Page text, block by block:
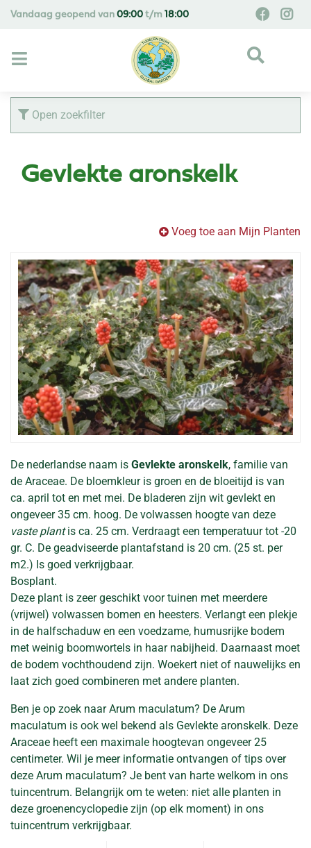
Vandaag geopend van 09:00 t/m 18:00
Open zoekfilter
Gevlekte aronskelk
Voeg toe aan Mijn Planten
De nederlandse naam is Gevlekte aronskelk, familie van
de Araceae. De bloemkleur is groen en de bloeitijd is van
ca. april tot en met mei. De bladeren zijn wit gevlekt en
ongeveer 35 cm. hoog. De volwassen hoogte van deze
vaste plantis ca. 25 cm. Verdraagt een temperatuur tot -20
gr. C. De geadviseerde plantafstand is 20 cm. (25 st. per
m2.) Is goed verkrijgbaar.
Bosplant.
Deze plant is zeer geschikt voor tuinen met meerdere
(vrijwel) volwassen bomen en heesters. Verlangt een plekje
in de halfschaduw en een voedzame, humusrijke bodem
met weinig boomwortels in haar nabijheid. Daarnaast moet
de bodem vochthoudend zijn. Woekert niet of nauwelijks en
laat zich goed combineren met andere planten.
Ben je op zoek naar Arum maculatum? De Arum
maculatum is ook wel bekend als Gevlekte aronskelk. Deze
Araceae heeft een maximale hoogtevan ongeveer 25
centimeter. Wil je meer informatie ontvangen of tips over
deze Arum maculatum? Je bent van harte welkom in ons
tuincentrum. Belangrijk om te weten: niet alle planten in
deze groenencyclopedie zijn (op elk moment) in ons
tuincentrum verkrijgbaar.